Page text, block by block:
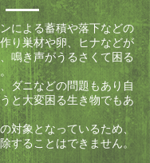
による蓄積や落下などの
り巣材や卵、ヒナなどが
鳴き声がうるさくて困る
ダニなどの問題もあり自
と大変困る生き物でもあ
対象となっているため、
することはできません。